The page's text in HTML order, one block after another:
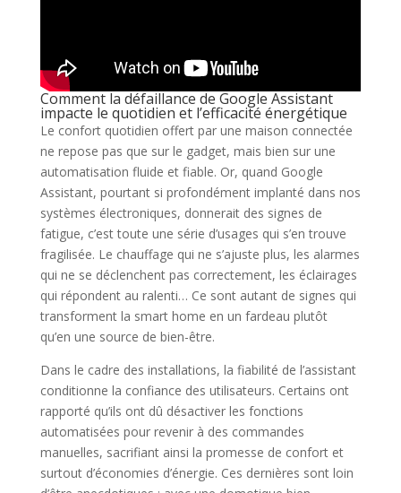
Comment la défaillance de Google Assistant
impacte le quotidien et l’efficacité énergétique
Le confort quotidien offert par une maison connectée
ne repose pas que sur le gadget, mais bien sur une
automatisation fluide et fiable. Or, quand Google
Assistant, pourtant si profondément implanté dans nos
systèmes électroniques, donnerait des signes de
fatigue, c’est toute une série d’usages qui s’en trouve
fragilisée. Le chauffage qui ne s’ajuste plus, les alarmes
qui ne se déclenchent pas correctement, les éclairages
qui répondent au ralenti… Ce sont autant de signes qui
transforment la smart home en un fardeau plutôt
qu’en une source de bien-être.
Dans le cadre des installations, la fiabilité de l’assistant
conditionne la confiance des utilisateurs. Certains ont
rapporté qu’ils ont dû désactiver les fonctions
automatisées pour revenir à des commandes
manuelles, sacrifiant ainsi la promesse de confort et
surtout d’économies d’énergie. Ces dernières sont loin